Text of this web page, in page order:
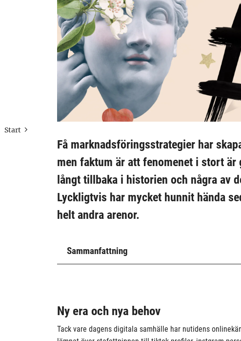
Start
Få marknadsföringsstrategier har
men faktum är att fenomenet i stort är
långt tillbaka i historien och några av
Lyckligtvis har mycket hunnit hända
helt andra arenor.
Sammanfattning
Ny era och nya behov
Tack vare dagens digitala samhälle har nutidens